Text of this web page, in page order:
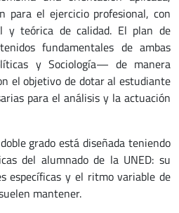
para el ejercicio profesional, con
y teórica de calidad. El plan de
fundamentales de ambas
y Sociología— de manera
el objetivo de dotar al estudiante
para el análisis y la actuación
grado está diseñada teniendo
del alumnado de la UNED: su
específicas y el ritmo variable de
mantener.